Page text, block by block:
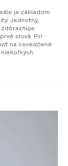
je základom
Jednotný,
slová. Pri
na osvedčené